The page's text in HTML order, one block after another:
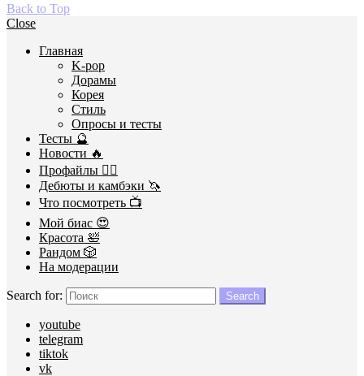
Back to Top
Close
Главная
K-pop
Дорамы
Корея
Стиль
Опросы и тесты
Тесты 🔮
Новости 🔥
Профайлы 🕵️‍♀️
Дебюты и камбэки 🦄
Что посмотреть 📺
Мой биас 😍
Красота 🛀
Рандом 🎲
На модерации
Search for: Search
youtube
telegram
tiktok
vk